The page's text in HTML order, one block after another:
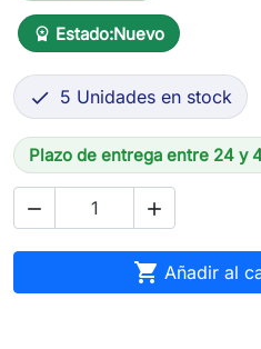
workspace_premium Estado:Nuevo
 5 Unidades en stock
Plazo de entrega entre 24 y
 
 Añadir al